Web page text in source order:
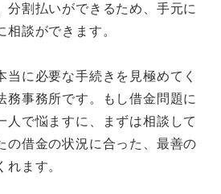
分割払いができるため、手元に
相談ができます。
当に必要な手続きを見極めてく
務事務所です。もし借金問題に
人で悩ますに、まずは相談して
の借金の状況に合った、最善の
ます。